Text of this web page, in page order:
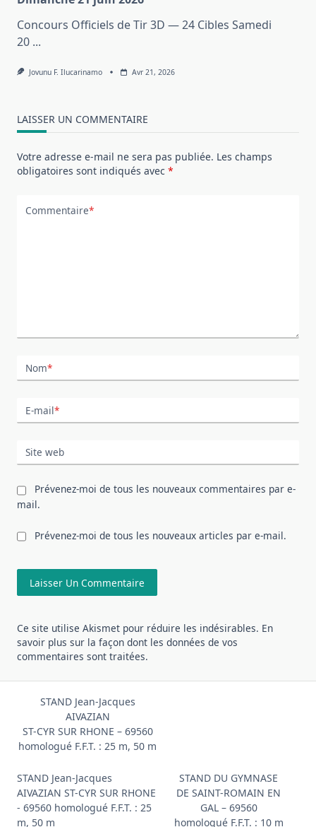
Concours Officiels de Tir 3D — 24 Cibles Samedi
20 ...
Jovunu F. Ilucarinamo Avr 21, 2026
LAISSER UN COMMENTAIRE
Votre adresse e-mail ne sera pas publiée. Les champs
obligatoires sont indiqués avec *
Commentaire*
Nom*
E-mail*
Site web
Prévenez-moi de tous les nouveaux commentaires par e-
mail.
Prévenez-moi de tous les nouveaux articles par e-mail.
Ce site utilise Akismet pour réduire les indésirables. En
savoir plus sur la façon dont les données de vos
commentaires sont traitées.
STAND Jean-Jacques
AIVAZIAN
ST-CYR SUR RHONE – 69560
homologué F.F.T. : 25 m, 50 m
STAND Jean-Jacques
AIVAZIAN ST-CYR SUR RHONE
- 69560 homologué F.F.T. : 25
m, 50 m
STAND DU GYMNASE
DE SAINT-ROMAIN EN
GAL – 69560
homologué F.F.T. : 10 m